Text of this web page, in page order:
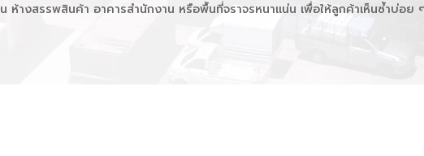
างสรรพสินค้า อาคารสำนักงาน หรือพื้นที่จราจรหนาแน่น เพื่อให้ลูกค้าเห็นซ้ำบ่อย